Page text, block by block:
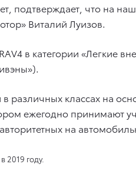
подтверждает, что на
Виталий Луизов.
в категории «Легкие
различных классах на
ежегодно принимают
на
2019 году.